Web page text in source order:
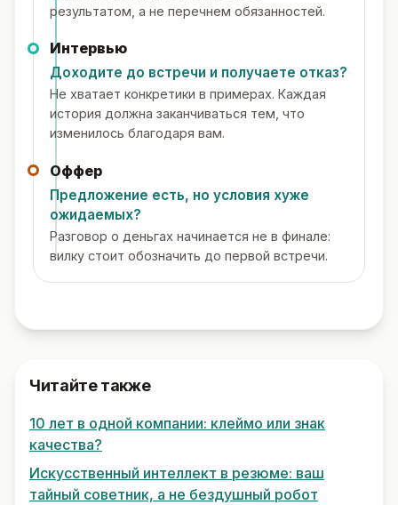
результатом, а не перечнем обязанностей.
Интервью
Доходите до встречи и получаете отказ?
Не хватает конкретики в примерах. Каждая
история должна заканчиваться тем, что
изменилось благодаря вам.
Оффер
Предложение есть, но условия хуже
ожидаемых?
Разговор о деньгах начинается не в финале:
вилку стоит обозначить до первой встречи.
Читайте также
10 лет в одной компании: клеймо или знак
качества?
Искусственный интеллект в резюме: ваш
тайный советник, а не бездушный робот